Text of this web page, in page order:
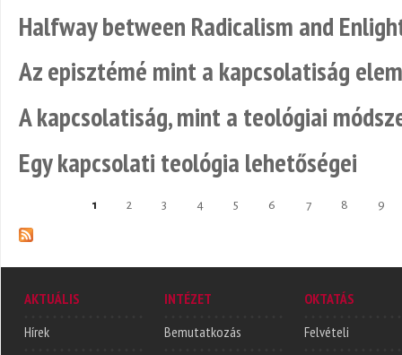
Halfway between Radicalism and
Az episztémé mint a kapcsolatiság
A kapcsolatiság, mint a teológiai
Egy kapcsolati teológia lehetőségei
1 2 3 4 5 6 7 8 9
AKTUÁLIS
Hírek
INTÉZET
Bemutatkozás
OKTATÁS
Felvételi